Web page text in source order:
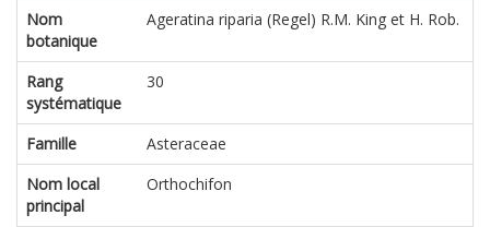
Nom
botanique
Ageratina riparia (Regel) R.M. King et H. Rob.
Rang
systématique
30
Famille
Asteraceae
Nom local
principal
Orthochifon